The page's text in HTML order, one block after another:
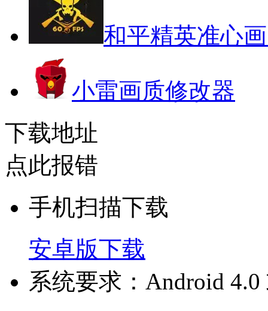
和平精英准心
小雷画质修改器
下载地址
点此报错
手机扫描下载
安卓版下载
系统要求：Android